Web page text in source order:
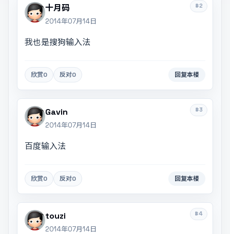
#2
十月码
2014年07月14日
我也是搜狗输入法
欣赏0 反对0 回复本楼
#3
Gavin
2014年07月14日
百度输入法
欣赏0 反对0 回复本楼
#4
touzi
2014年07月14日